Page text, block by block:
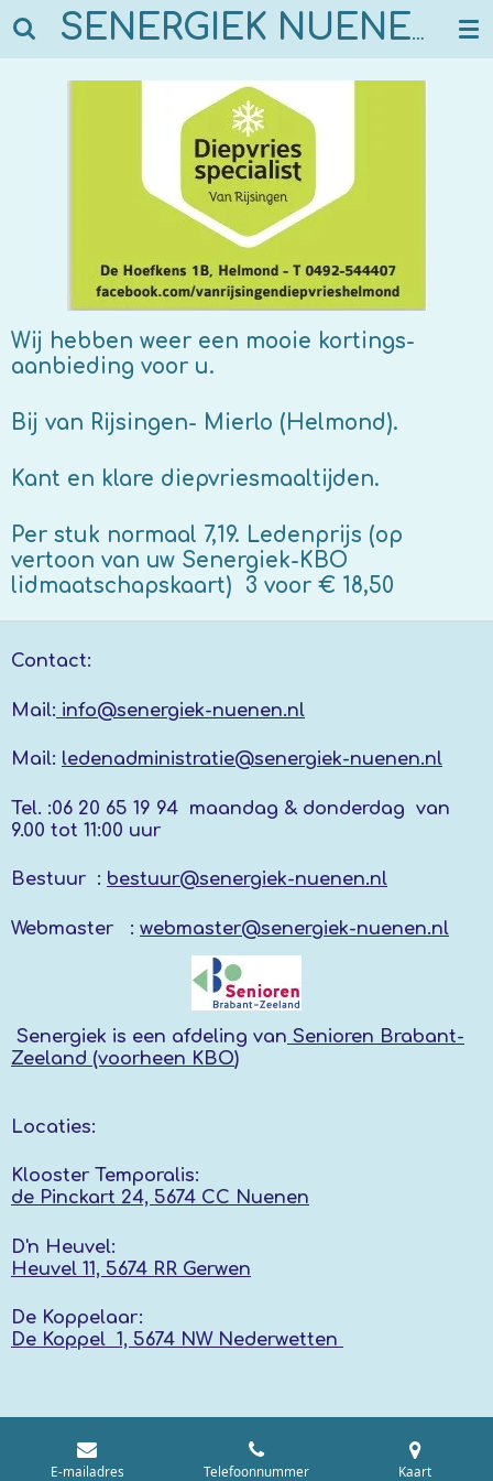
Ga
SENERGIEK NUENEN
Wij hebben weer een mooie kortings-
aanbieding voor u.
Bij van Rijsingen- Mierlo (Helmond).
Kant en klare diepvriesmaaltijden.
Per stuk normaal 7,19. Ledenprijs (op
vertoon van uw Senergiek-KBO
lidmaatschapskaart) 3 voor € 18,50
Contact:
Mail: info@senergiek-nuenen.nl
Mail: ledenadministratie@senergiek-nuenen.nl
Tel. :06 20 65 19 94 maandag & donderdag van
9.00 tot 11:00 uur
Bestuur : bestuur@senergiek-nuenen.nl
Webmaster : webmaster@senergiek-nuenen.nl
Senergiek is een afdeling van Senioren Brabant-
Zeeland (voorheen KBO)
Locaties:
Klooster Temporalis:
de Pinckart 24, 5674 CC Nuenen
D'n Heuvel:
Heuvel 11, 5674 RR Gerwen
De Koppelaar:
De Koppel 1, 5674 NW Nederwetten
E-mailadres Telefoonnummer Kaart